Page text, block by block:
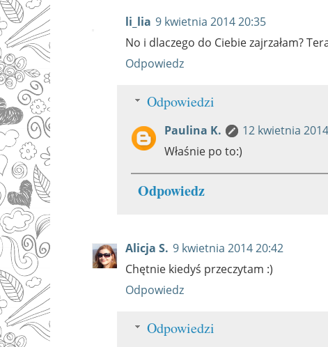
li_lia 9 kwietnia 2014 20:35
No i dlaczego do Ciebie zajrzałam?
Odpowiedz
Odpowiedzi
Paulina K.
12 kwietnia
Właśnie po to:)
Odpowiedz
Alicja S. 9 kwietnia 2014 20:42
Chętnie kiedyś przeczytam :)
Odpowiedz
Odpowiedzi